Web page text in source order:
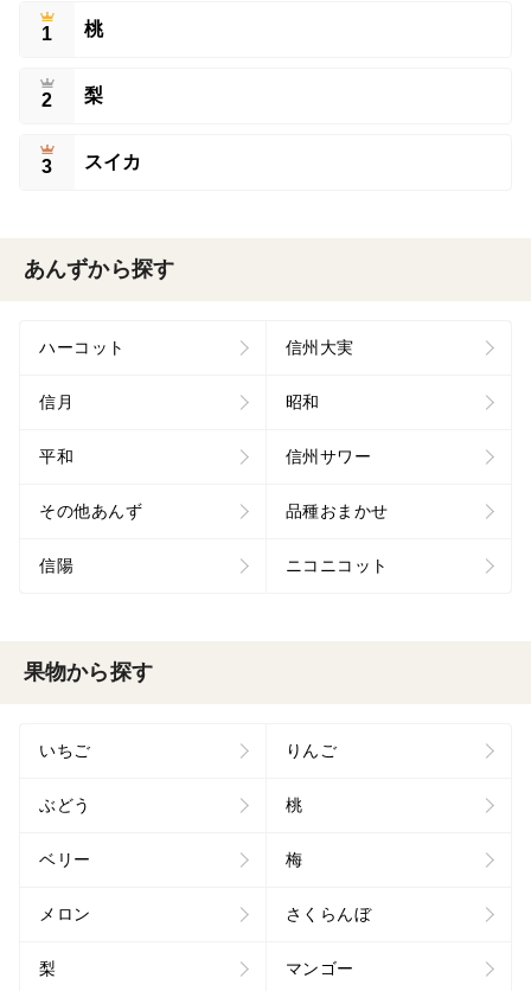
1 桃
2 梨
3 スイカ
あんずから探す
ハーコット 信州大実
信月 昭和
平和 信州サワー
その他あんず 品種おまかせ
信陽 ニコニコット
果物から探す
いちご りんご
ぶどう 桃
ベリー 梅
メロン さくらんぼ
梨 マンゴー